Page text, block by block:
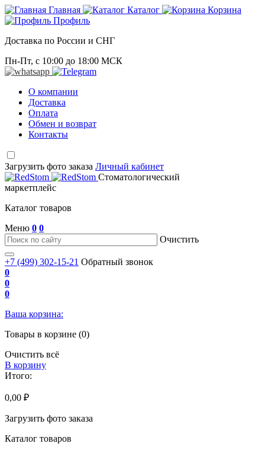
Главная Каталог
Корзина
Профиль
Доставка по России и СНГ
Пн-Пт, с 10:00 до 18:00 МСК
О компании
Доставка
Оплата
Обмен и возврат
Контакты
Загрузить фото заказа Личный кабинет
Стоматологический
маркетплейс
Каталог товаров
Меню 0 0
Очистить
+7 (499) 302-15-21 Обратный звонок
0
0
0
Ваша корзина:
Товары в корзине (0)
Очистить всё
В корзину
Итого:
0,00 ₽
Загрузить фото заказа
Каталог товаров